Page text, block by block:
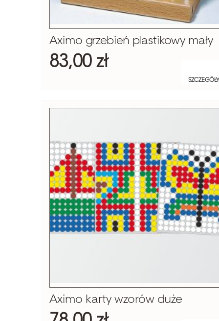
Aximo grzebień plastikowy mały
83,00 zł
SZCZEGÓŁY
Aximo karty wzorów duże